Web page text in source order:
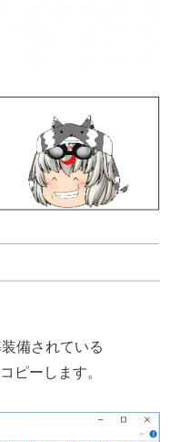
備されている
ピーします。